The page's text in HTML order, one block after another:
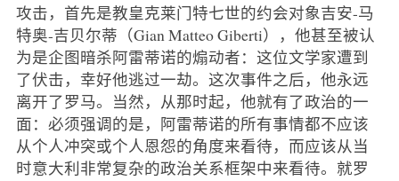
攻击，首先是教皇克莱门特七世的约会对象吉安-马
特奥-吉贝尔蒂（Gian Matteo Giberti），他甚至被认
为是企图暗杀阿雷蒂诺的煽动者：这位文学家遭到
了伏击，幸好他逃过一劫。这次事件之后，他永远
离开了罗马。当然，从那时起，他就有了政治的一
面：必须强调的是，阿雷蒂诺的所有事情都不应该
从个人冲突或个人恩怨的角度来看待，而应该从当
时意大利非常复杂的政治关系框架中来看待。就罗